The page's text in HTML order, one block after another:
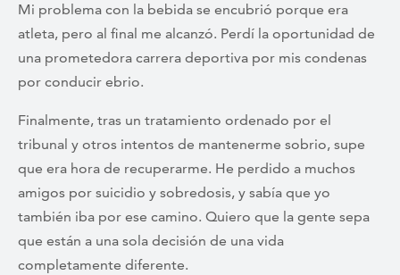
Mi problema con la bebida se encubrió porque era
atleta, pero al final me alcanzó. Perdí la oportunidad de
una prometedora carrera deportiva por mis condenas
por conducir ebrio.
Finalmente, tras un tratamiento ordenado por el
tribunal y otros intentos de mantenerme sobrio, supe
que era hora de recuperarme. He perdido a muchos
amigos por suicidio y sobredosis, y sabía que yo
también iba por ese camino. Quiero que la gente sepa
que están a una sola decisión de una vida
completamente diferente.